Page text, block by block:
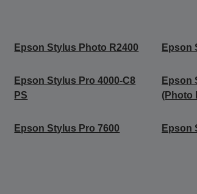
Epson Stylus Photo R2400 Epson
Epson Stylus Pro 4000-C8
PS
Epson
(Photo
Epson Stylus Pro 7600 Epson